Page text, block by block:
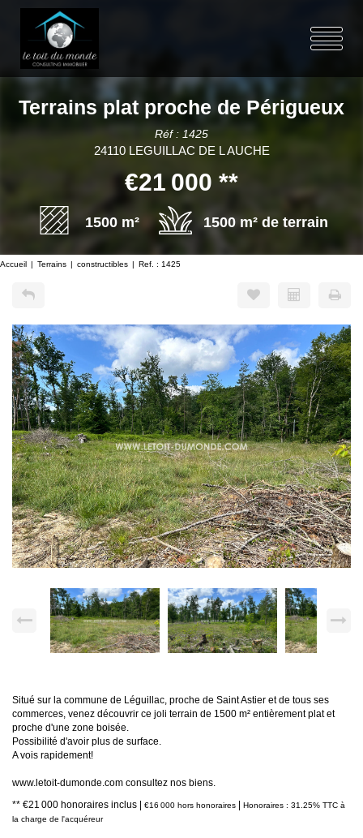
Terrains plat proche de Périgueux
Réf : 1425
24110 LEGUILLAC DE L AUCHE
€21 000 **
1500 m² 1500 m² de terrain
Accueil Terrains constructibles Ref. : 1425
Situé sur la commune de Léguillac, proche de Saint Astier et de tous ses
commerces, venez découvrir ce joli terrain de 1500 m² entièrement plat et
proche d'une zone boisée.
Possibilité d'avoir plus de surface.
A vois rapidement!
www.letoit-dumonde.com consultez nos biens.
** €21 000 honoraires inclus €16 000 hors honoraires
Honoraires : 31.25% TTC à
la charge de l'acquéreur